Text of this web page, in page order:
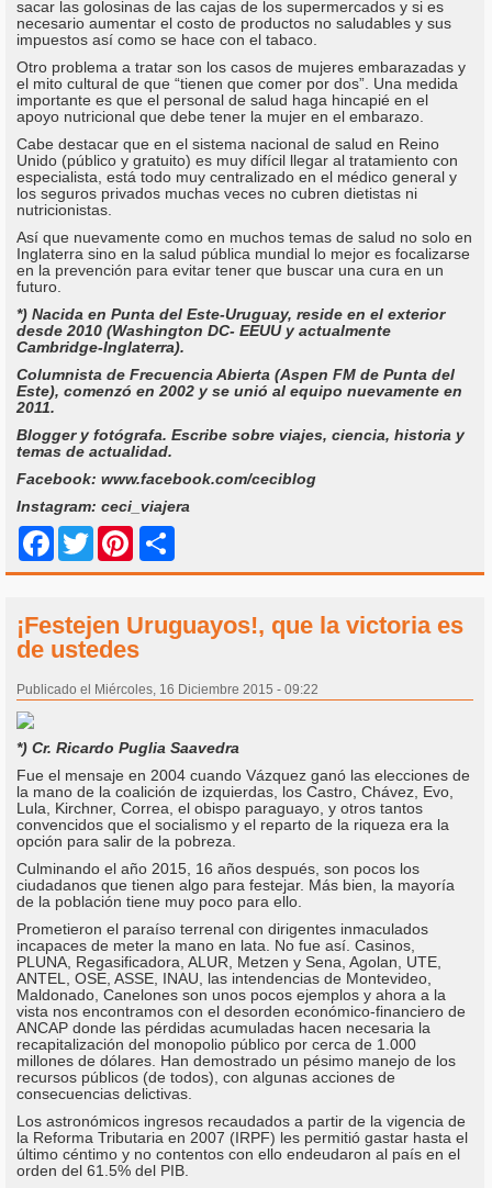
sacar las golosinas de las cajas de los supermercados y si es
necesario aumentar el costo de productos no saludables y sus
impuestos así como se hace con el tabaco.
Otro problema a tratar son los casos de mujeres embarazadas y
el mito cultural de que “tienen que comer por dos”. Una medida
importante es que el personal de salud haga hincapié en el
apoyo nutricional que debe tener la mujer en el embarazo.
Cabe destacar que en el sistema nacional de salud en Reino
Unido (público y gratuito) es muy difícil llegar al tratamiento con
especialista, está todo muy centralizado en el médico general y
los seguros privados muchas veces no cubren dietistas ni
nutricionistas.
Así que nuevamente como en muchos temas de salud no solo en
Inglaterra sino en la salud pública mundial lo mejor es focalizarse
en la prevención para evitar tener que buscar una cura en un
futuro.
*) Nacida en Punta del Este-Uruguay, reside en el exterior
desde 2010 (Washington DC- EEUU y actualmente
Cambridge-Inglaterra).
Columnista de Frecuencia Abierta (Aspen FM de Punta del
Este), comenzó en 2002 y se unió al equipo nuevamente en
2011.
Blogger y fotógrafa. Escribe sobre viajes, ciencia, historia y
temas de actualidad.
Facebook: www.facebook.com/ceciblog
Instagram: ceci_viajera
Facebook
Twitter Pinterest
¡Festejen Uruguayos!, que la victoria es
de ustedes
Publicado el Miércoles, 16 Diciembre 2015 - 09:22
*) Cr. Ricardo Puglia Saavedra
Fue el mensaje en 2004 cuando Vázquez ganó las elecciones de
la mano de la coalición de izquierdas, los Castro, Chávez, Evo,
Lula, Kirchner, Correa, el obispo paraguayo, y otros tantos
convencidos que el socialismo y el reparto de la riqueza era la
opción para salir de la pobreza.
Culminando el año 2015, 16 años después, son pocos los
ciudadanos que tienen algo para festejar. Más bien, la mayoría
de la población tiene muy poco para ello.
Prometieron el paraíso terrenal con dirigentes inmaculados
incapaces de meter la mano en lata. No fue así. Casinos,
PLUNA, Regasificadora, ALUR, Metzen y Sena, Agolan, UTE,
ANTEL, OSE, ASSE, INAU, las intendencias de Montevideo,
Maldonado, Canelones son unos pocos ejemplos y ahora a la
vista nos encontramos con el desorden económico-financiero de
ANCAP donde las pérdidas acumuladas hacen necesaria la
recapitalización del monopolio público por cerca de 1.000
millones de dólares. Han demostrado un pésimo manejo de los
recursos públicos (de todos), con algunas acciones de
consecuencias delictivas.
Los astronómicos ingresos recaudados a partir de la vigencia de
la Reforma Tributaria en 2007 (IRPF) les permitió gastar hasta el
último céntimo y no contentos con ello endeudaron al país en el
orden del 61.5% del PIB.